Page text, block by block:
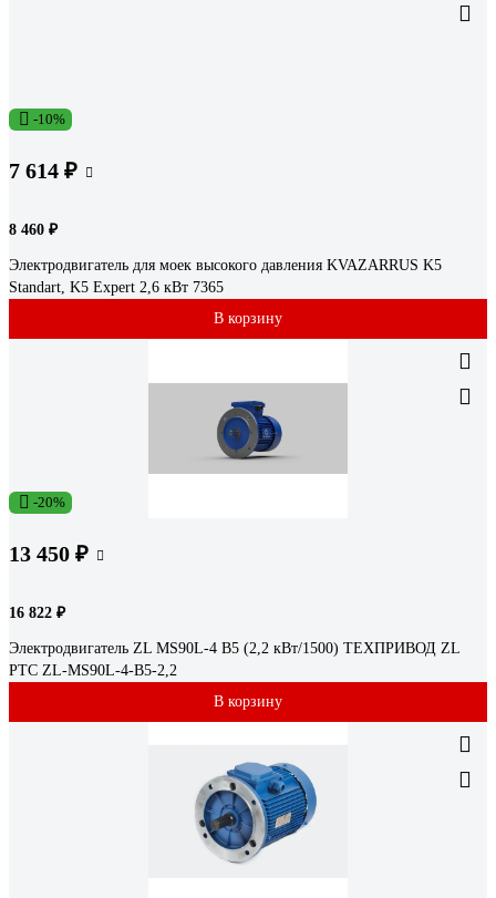
-10%
7 614 ₽
8 460 ₽
Электродвигатель для моек высокого давления KVAZARRUS K5
Standart, K5 Expert 2,6 кВт 7365
В корзину
-20%
13 450 ₽
16 822 ₽
Электродвигатель ZL MS90L-4 B5 (2,2 кВт/1500) ТЕХПРИВОД ZL
РТС ZL-MS90L-4-B5-2,2
В корзину